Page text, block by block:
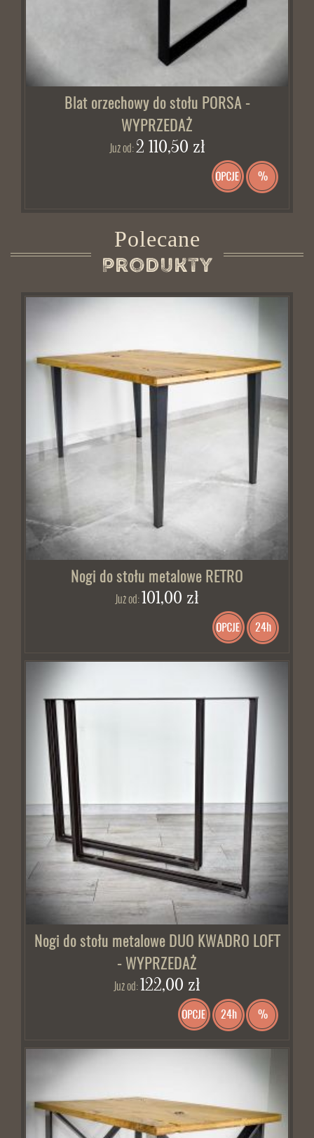
Blat orzechowy do stołu PORSA -
WYPRZEDAŻ
Już od: 2 110,50 zł
%
Polecane
Produkty
Nogi do stołu metalowe RETRO
Już od:101,00 zł
24h
Nogi do stołu metalowe DUO KWADRO LOFT
- WYPRZEDAŻ
Już od:122,00 zł
24h %